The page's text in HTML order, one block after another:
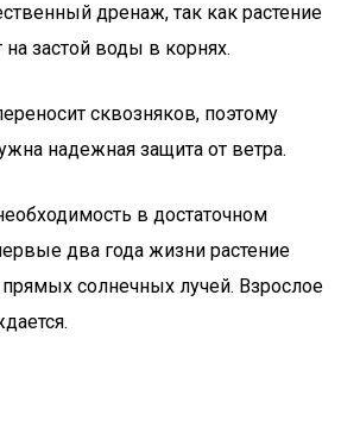
дренаж, так как растение
на застой воды в корнях.
сквозняков, поэтому
надежная защита от ветра.
в достаточном
два года жизни растение
солнечных лучей. Взрослое